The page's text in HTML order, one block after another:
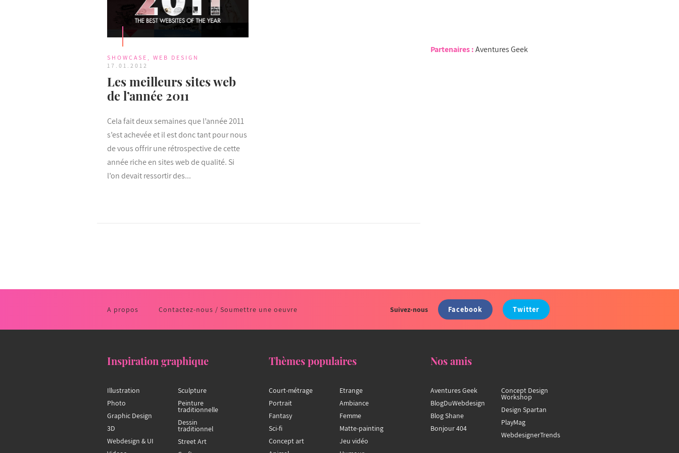
Partenaires :Aventures Geek
SHOWCASE
WEB DESIGN
17.01.2012
Les meilleurs sites web
de l’année 2011
Cela fait deux semaines que l’année 2011
s’est achevée et il est donc tant pour nous
de vous offrir une rétrospective de cette
année riche en sites web de qualité. Si
l’on devait ressortir des...
A propos Contactez-nous / Soumettre une oeuvre Suivez-nous Facebook Twitter
Inspiration graphique
Illustration
Photo
Graphic Design
3D
Webdesign & UI
Sculpture
Peinture
traditionnelle
Dessin
traditionnel
Street Art
Thèmes populaires
Court-métrage
Portrait
Fantasy
Sci-fi
Concept art
Etrange
Ambiance
Femme
Matte-painting
Jeu vidéo
Nos amis
Aventures Geek
BlogDuWebdesign
Blog Shane
Bonjour 404
Concept Design
Workshop
Design Spartan
PlayMag
WebdesignerTrends